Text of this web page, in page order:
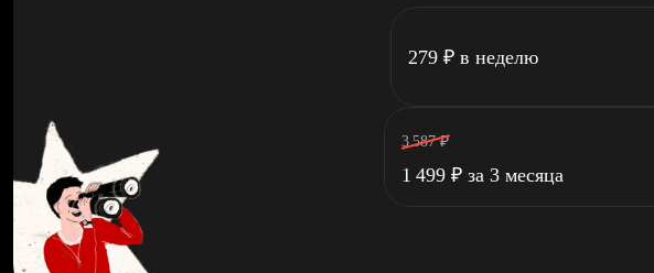
279 ₽ в неделю
3 587 ₽
1 499 ₽ за 3 месяца